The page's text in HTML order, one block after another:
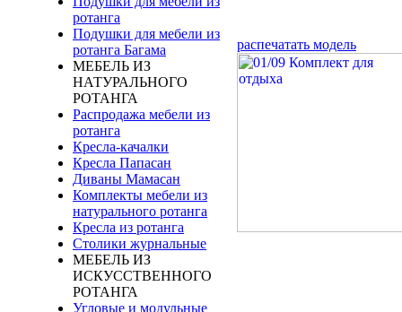
ротанга
Подушки для мебели из
ротанга Багама
МЕБЕЛЬ ИЗ
НАТУРАЛЬНОГО
РОТАНГА
Распродажа мебели из
ротанга
Кресла-качалки
Кресла Папасан
Диваны Мамасан
Комплекты мебели из
натурального ротанга
Кресла из ротанга
Столики журнальные
МЕБЕЛЬ ИЗ
ИСКУССТВЕННОГО
РОТАНГА
Угловые и модульные
распечатать модель